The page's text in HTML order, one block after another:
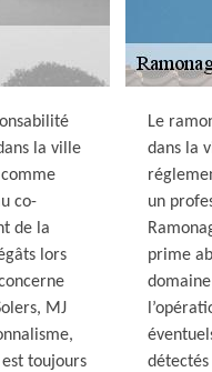
la ville
co-
de la
lors
MJ
est toujours
Le
dans la
un
prime